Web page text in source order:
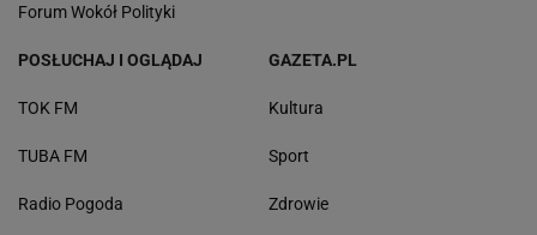
Forum Wokół Polityki
POSŁUCHAJ I OGLĄDAJ
TOK FM
TUBA FM
Radio Pogoda
GAZETA.PL
Kultura
Sport
Zdrowie